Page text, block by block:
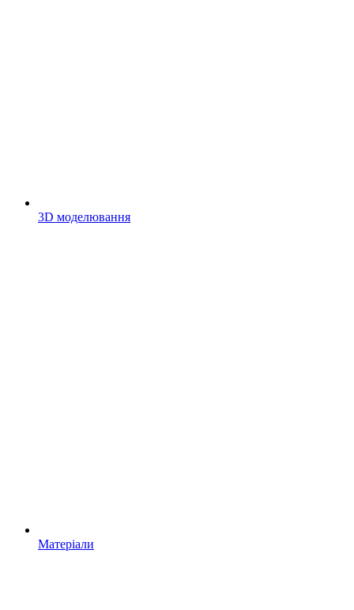
3D моделювання
Матеріали